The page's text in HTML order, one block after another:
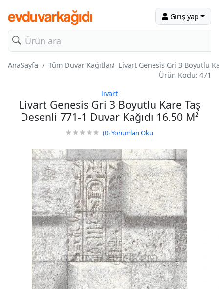
Giriş yap
AnaSayfa Tüm Duvar Kağıtları Livart Genesis Gri 3 Boyutlu
Ürün Kodu: 471
livart
Livart Genesis Gri 3 Boyutlu Kare Taş
Desenli 771-1 Duvar Kağıdı 16.50 M²
(0)Yorumları Oku